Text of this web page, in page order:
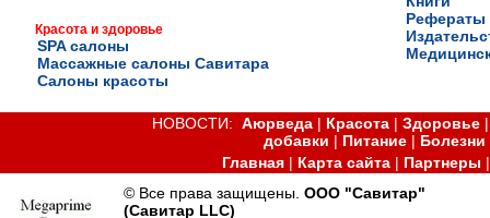
Красота и здоровье
SPA салоны
Массажные салоны Савитара
Салоны красоты
Рефераты
НОВОСТИ:Аюрведа | Красота |Здоровье
добавки | Питание| Болезни
Главная| Карта сайта| Партнеры
© Все права защищены.ООО "Савитар"
(Савитар LLC)